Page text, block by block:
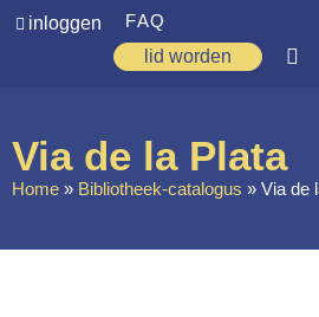
inloggen
FAQ
lid worden
Zoeken
Via de la Plata
Home » Bibliotheek-catalogus » Via de